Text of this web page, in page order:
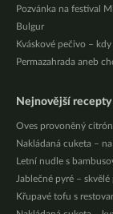
Pozvánka na festival
Bulgur
Kváskové pečivo –
Permazahrada aneb
Nejnovější recepty
Oves provoněný
Nakládaná cuketa –
Letní nudle s
Jablečné pyré –
Křupavé tofu s